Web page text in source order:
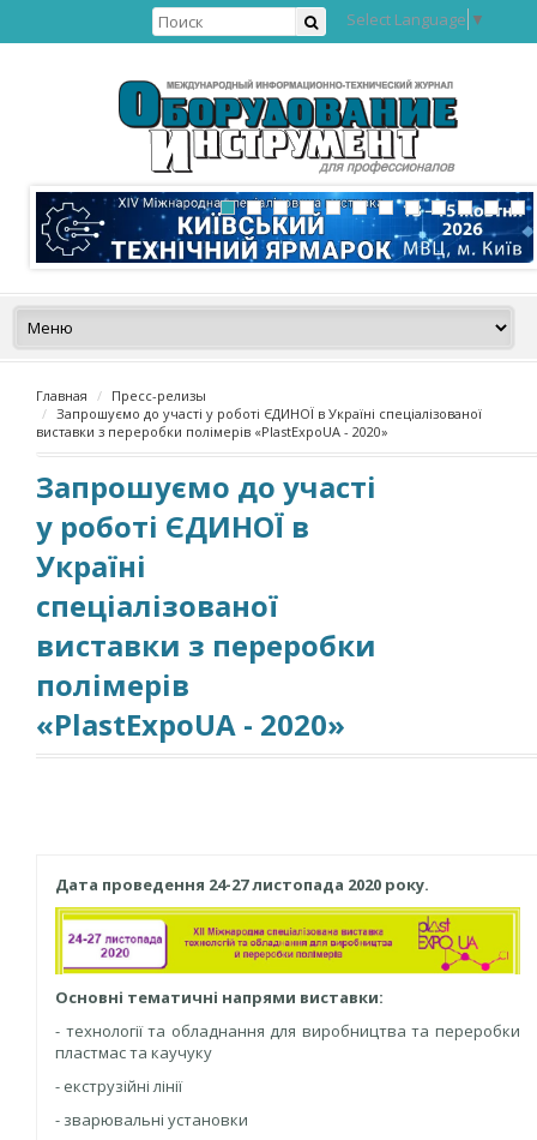
Select Language ▼
Главная
Пресс-релизы
Запрошуємо до участі у роботі ЄДИНОЇ в Україні спеціалізованої
виставки з переробки полімерів «PlastExpoUA - 2020»
Запрошуємо до участі
у роботі ЄДИНОЇ в
Україні
спеціалізованої
виставки з переробки
полімерів
«PlastExpoUA - 2020»
Дата проведення 24-27 листопада 2020 року.
Основні тематичні напрями виставки:
- технології та обладнання для виробництва та переробки
пластмас та каучуку
- екструзійні лінії
- зварювальні установки